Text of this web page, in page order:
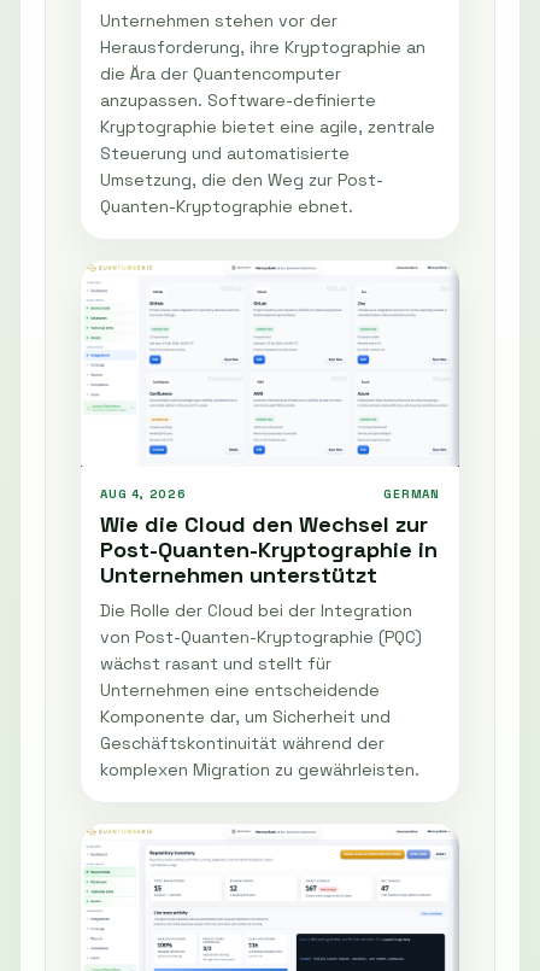
Unternehmen stehen vor der
Herausforderung, ihre Kryptographie an
die Ära der Quantencomputer
anzupassen. Software-definierte
Kryptographie bietet eine agile, zentrale
Steuerung und automatisierte
Umsetzung, die den Weg zur Post-
Quanten-Kryptographie ebnet.
AUG 4, 2026 GERMAN
Wie die Cloud den Wechsel zur
Post-Quanten-Kryptographie in
Unternehmen unterstützt
Die Rolle der Cloud bei der Integration
von Post-Quanten-Kryptographie (PQC)
wächst rasant und stellt für
Unternehmen eine entscheidende
Komponente dar, um Sicherheit und
Geschäftskontinuität während der
komplexen Migration zu gewährleisten.